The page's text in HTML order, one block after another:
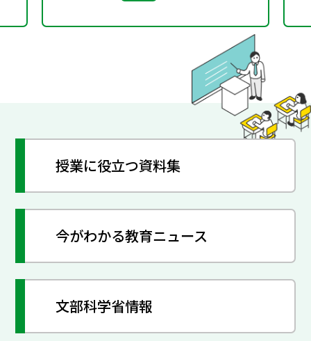
授業に役立つ資料集
今がわかる教育ニュース
文部科学省情報